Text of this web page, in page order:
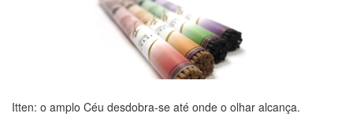
Itten: o amplo Céu desdobra-se até onde o olhar alcança.